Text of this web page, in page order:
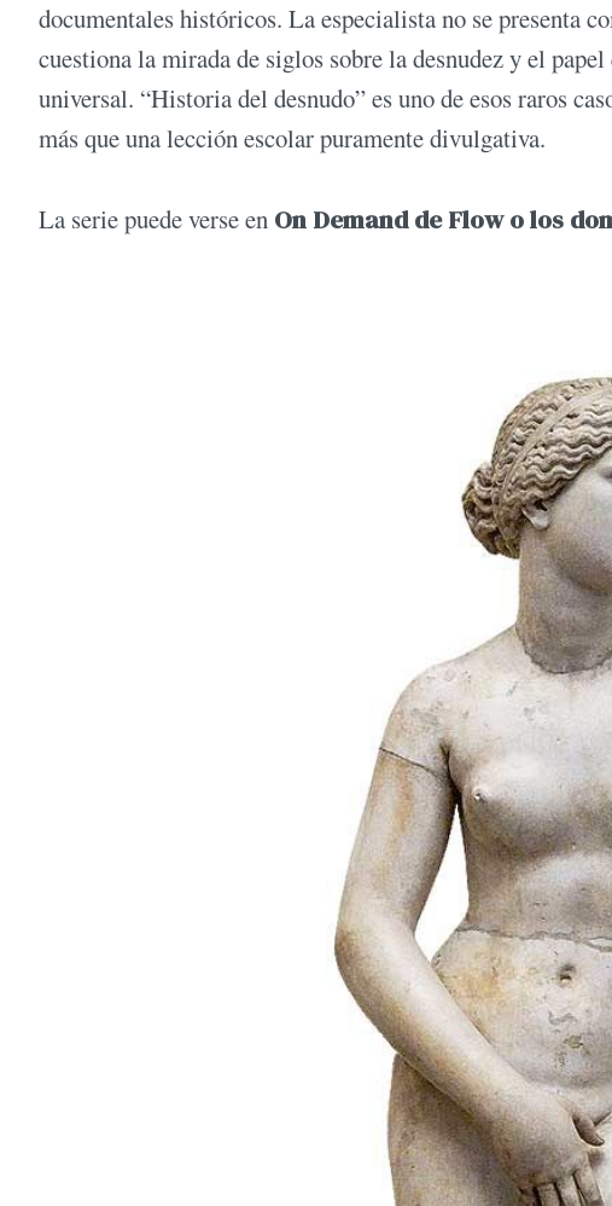
documentales históricos. La especialista no se presenta
cuestiona la mirada de siglos sobre la desnudez y el
universal. “Historia del desnudo” es uno de esos raros
más que una lección escolar puramente divulgativa.
La serie puede verse en On Demand de Flow o los